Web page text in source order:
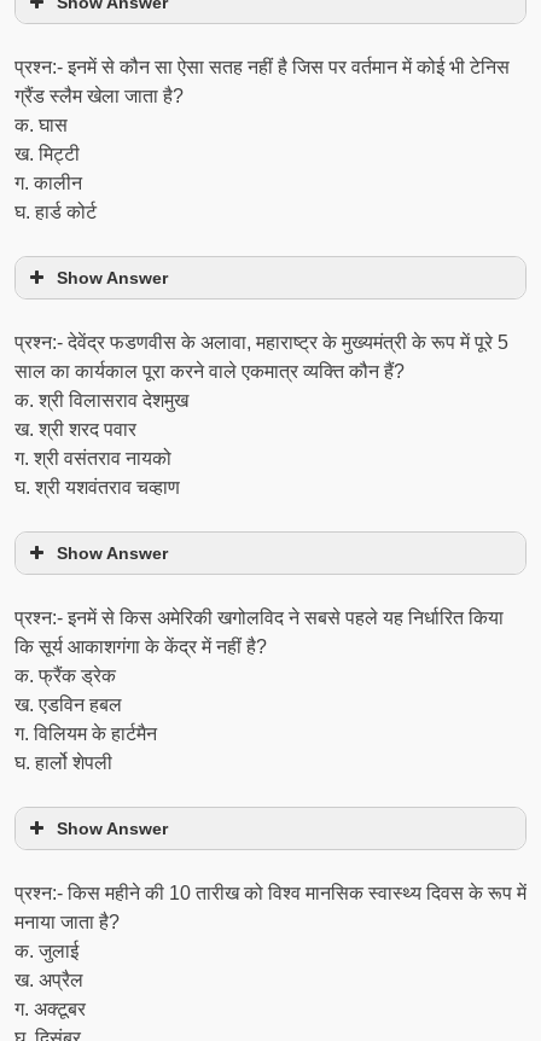
प्रश्न:- इनमें से कौन सा ऐसा सतह नहीं है जिस पर वर्तमान में कोई भी टेनिस
ग्रैंड स्लैम खेला जाता है?
क. घास
ख. मिट्टी
ग. कालीन
घ. हार्ड कोर्ट
Show Answer
प्रश्न:- देवेंद्र फडणवीस के अलावा, महाराष्ट्र के मुख्यमंत्री के रूप में पूरे 5
साल का कार्यकाल पूरा करने वाले एकमात्र व्यक्ति कौन हैं?
क. श्री विलासराव देशमुख
ख. श्री शरद पवार
ग. श्री वसंतराव नायको
घ. श्री यशवंतराव चव्हाण
Show Answer
प्रश्न:- इनमें से किस अमेरिकी खगोलविद ने सबसे पहले यह निर्धारित किया
कि सूर्य आकाशगंगा के केंद्र में नहीं है?
क. फ्रैंक ड्रेक
ख. एडविन हबल
ग. विलियम के हार्टमैन
घ. हार्लो शेपली
Show Answer
प्रश्न:- किस महीने की 10 तारीख को विश्व मानसिक स्वास्थ्य दिवस के रूप में
मनाया जाता है?
क. जुलाई
ख. अप्रैल
ग. अक्टूबर